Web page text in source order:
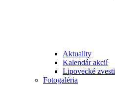
Aktuality
Kalendár akcií
Lipovecké zvesti
Fotogaléria